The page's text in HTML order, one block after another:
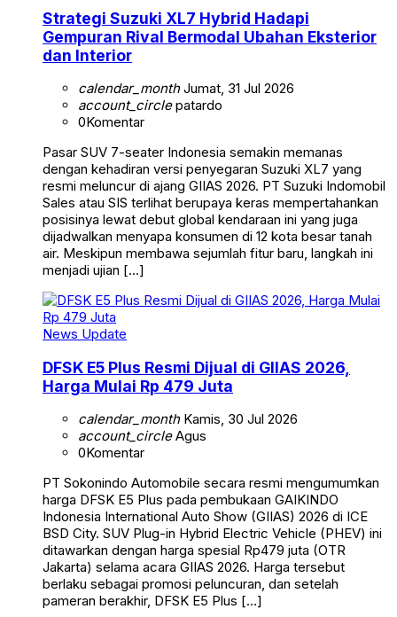
Strategi Suzuki XL7 Hybrid Hadapi
Gempuran Rival Bermodal Ubahan Eksterior
dan Interior
calendar_monthJumat, 31 Jul 2026
account_circlepatardo
0Komentar
Pasar SUV 7-seater Indonesia semakin memanas
dengan kehadiran versi penyegaran Suzuki XL7 yang
resmi meluncur di ajang GIIAS 2026. PT Suzuki Indomobil
Sales atau SIS terlihat berupaya keras mempertahankan
posisinya lewat debut global kendaraan ini yang juga
dijadwalkan menyapa konsumen di 12 kota besar tanah
air. Meskipun membawa sejumlah fitur baru, langkah ini
menjadi ujian […]
News Update
DFSK E5 Plus Resmi Dijual di GIIAS 2026,
Harga Mulai Rp 479 Juta
calendar_monthKamis, 30 Jul 2026
account_circleAgus
0Komentar
PT Sokonindo Automobile secara resmi mengumumkan
harga DFSK E5 Plus pada pembukaan GAIKINDO
Indonesia International Auto Show (GIIAS) 2026 di ICE
BSD City. SUV Plug-in Hybrid Electric Vehicle (PHEV) ini
ditawarkan dengan harga spesial Rp479 juta (OTR
Jakarta) selama acara GIIAS 2026. Harga tersebut
berlaku sebagai promosi peluncuran, dan setelah
pameran berakhir, DFSK E5 Plus […]